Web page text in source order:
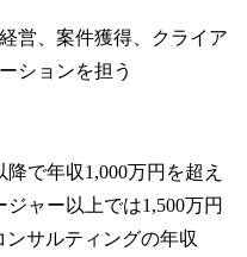
営、案件獲得、クライア
ションを担う
で年収1,000万円を超え
ャー以上では1,500万円
サルティングの年収